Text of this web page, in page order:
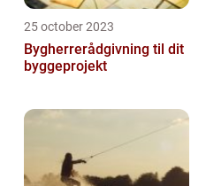
25 october 2023
Bygherrerådgivning til dit
byggeprojekt